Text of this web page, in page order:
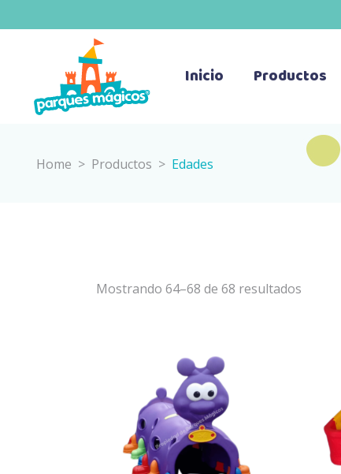
Inicio Productos
Home > Productos > Edades
Mostrando 64–68 de 68 resultados